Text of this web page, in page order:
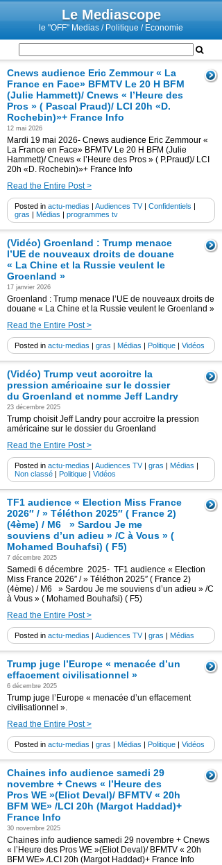
Le Mediascope
le "OFF" Medias / Politique / Economie
Cnews audience Eric Zemmour « La
France en Face» BFMTV Le 20 H BFM
(Julie Hammett)/ Cnews « l’Heure des
Pros » ( Pascal Praud)/ LCI 20h «D.
Rochebin)»+ France Info
12 mai 2026
Mardi 19 mai 2026- Cnews audience Eric Zemmour «
La France en Face» BFMTV Le 20 H BFM (Julie
Hammett)/ Cnews « l’Heure des Pros » ( P.Praud)/ LCI
20h «D. Rochebin)»+ France Info
Read the Entire Post >
Posted in actu-medias | Audiences TV| Confidentiels |
gras | Médias | programmes tv
(Vidéo) Groenland : Trump menace
l’UE de nouveaux droits de douane
« La Chine et la Russie veulent le
Groenland »
17 janvier 2026
Groenland : Trump menace l’UE de nouveaux droits de
douane « La Chine et la Russie veulent le Groenland »
Read the Entire Post >
Posted in actu-medias | gras | Médias | Politique | Vidéos
(Vidéo) Trump veut accroitre la
pression américaine sur le dossier
du Groenland et nomme Jeff Landry
23 décembre 2025
Trump choisit Jeff Landry pour accroitre la pression
américaine sur le dossier du Groenland
Read the Entire Post >
Posted in actu-medias | Audiences TV| gras | Médias |
Non classé | Politique | Vidéos
TF1 audience « Election Miss France
2026″ / » Téléthon 2025″ ( France 2)
(4ème) / M6 » Sardou Je me
souviens d’un adieu » /C à Vous » (
Mohamed Bouhafsi) ( F5)
7 décembre 2025
Samedi 6 décembre 2025- TF1 audience « Election
Miss France 2026″ / » Téléthon 2025″ ( France 2)
(4ème) / M6 » Sardou Je me souviens d’un adieu » /C
à Vous » ( Mohamed Bouhafsi) ( F5)
Read the Entire Post >
Posted in actu-medias | Audiences TV| gras | Médias
Trump juge l’Europe « menacée d’un
effacement civilisationnel »
6 décembre 2025
Trump juge l’Europe « menacée d’un effacement
civilisationnel ».
Read the Entire Post >
Posted in actu-medias | gras | Médias | Politique | Vidéos
Chaines info audience samedi 29
novembre + Cnews « l’Heure des
Pros WE »(Eliot Deval)/ BFMTV « 20h
BFM WE» /LCI 20h (Margot Haddad)+
France Info
30 novembre 2025
Chaines info audience samedi 29 novembre + Cnews
« l’Heure des Pros WE »(Eliot Deval)/ BFMTV « 20h
BFM WE» /LCI 20h (Margot Haddad)+ France Info